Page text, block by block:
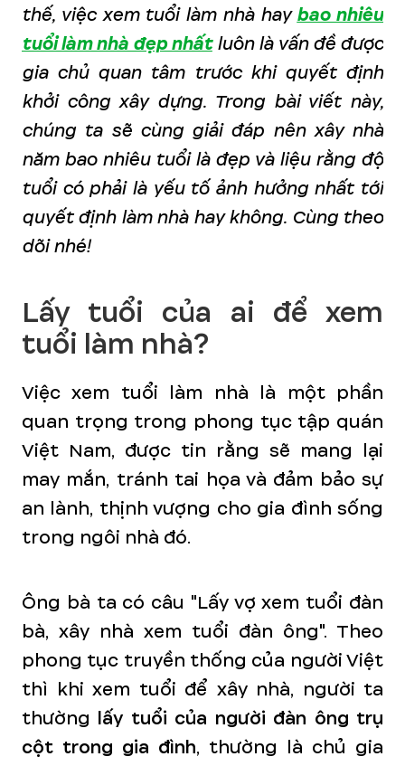
thế, việc xem tuổi làm nhà haybao nhiêu
tuổi làm nhà đẹp nhấtluôn là vấn đề được
gia chủ quan tâm trước khi quyết định
khởi công xây dựng. Trong bài viết này,
chúng ta sẽ cùng giải đáp nên xây nhà
năm bao nhiêu tuổi là đẹp và liệu rằng độ
tuổi có phải là yếu tố ảnh hưởng nhất tới
quyết định làm nhà hay không. Cùng theo
dõi nhé!
Lấy tuổi của ai để xem
tuổi làm nhà?
Việc xem tuổi làm nhà là một phần
quan trọng trong phong tục tập quán
Việt Nam, được tin rằng sẽ mang lại
may mắn, tránh tai họa và đảm bảo sự
an lành, thịnh vượng cho gia đình sống
trong ngôi nhà đó.
Ông bà ta có câu "Lấy vợ xem tuổi đàn
bà, xây nhà xem tuổi đàn ông". Theo
phong tục truyền thống của người Việt
thì khi xem tuổi để xây nhà, người ta
thường lấy tuổi của người đàn ông trụ
cột trong gia đình, thường là chủ gia